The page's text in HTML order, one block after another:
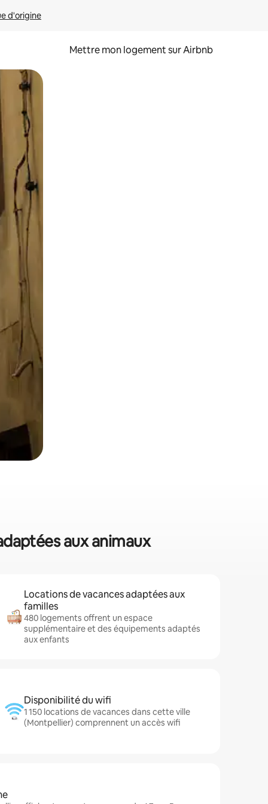
d'origine
Mettre mon logement sur Airbnb
glisser.
aux animaux
Locations de vacances adaptées aux
familles
480 logements offrent un espace
supplémentaire et des équipements adaptés
aux enfants
Disponibilité du wifi
1 150 locations de vacances dans cette ville
(Montpellier) comprennent un accès wifi